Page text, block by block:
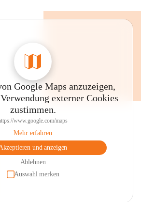
Google Maps anzuzeigen,
externer Cookies
zustimmen.
www.google.com/maps
Mehr erfahren
und anzeigen
Ablehnen
Auswahl merken